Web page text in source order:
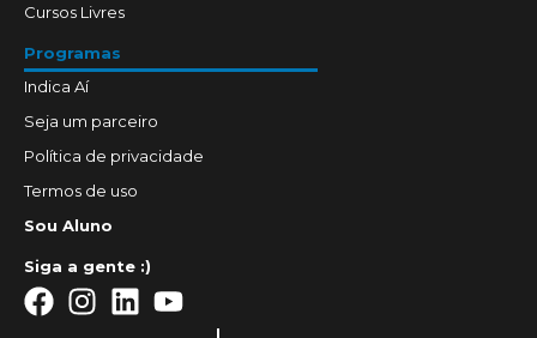
Cursos Livres
Programas
Indica Aí
Seja um parceiro
Política de privacidade
Termos de uso
Sou Aluno
Siga a gente :)